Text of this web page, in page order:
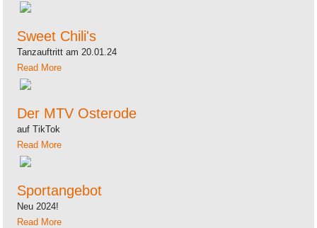
Sweet Chili's
Tanzauftritt am 20.01.24
Read More
Der MTV Osterode
auf TikTok
Read More
Sportangebot
Neu 2024!
Read More